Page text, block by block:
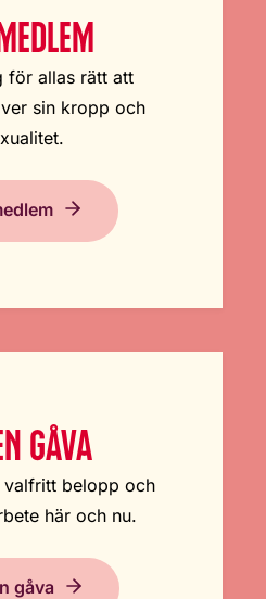
för allas rätt att
sin kropp och
GÅVA
valfritt belopp och
här och nu.
gåva